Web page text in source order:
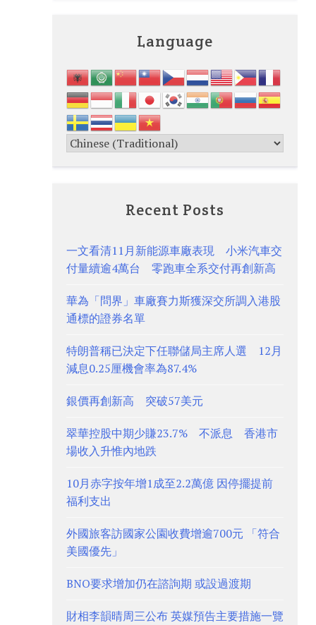
Language
Recent Posts
一文看清11月新能源車廠表現 小米汽車交
付量續逾4萬台 零跑車全系交付再創新高
華為「問界」車廠賽力斯獲深交所調入港股
通標的證券名單
特朗普稱已決定下任聯儲局主席人選 12月
減息0.25厘機會率為87.4%
銀價再創新高 突破57美元
翠華控股中期少賺23.7% 不派息 香港市
場收入升惟內地跌
10月赤字按年增1成至2.2萬億 因停擺提前
福利支出
外國旅客訪國家公園收費增逾700元 「符合
美國優先」
BNO要求增加仍在諮詢期 或設過渡期
財相李韻晴周三公布 英媒預告主要措施一覽